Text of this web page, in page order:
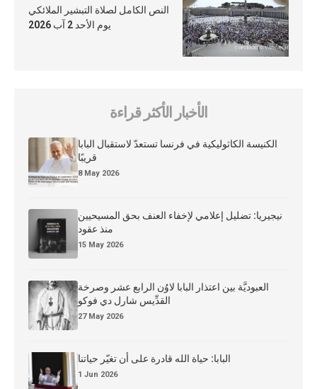
النص الكامل لصلاة التبشير الملائكي
يوم الأحد 2 آب 2026
الأخبار الأكثر قراءة
الكنيسة الكاثوليكية في فرنسا تستعدّ لاستقبال البابا
قريبًا
8 May 2026
نيجيريا: تضليل إعلامي لإخفاء العنف بحق المسيحيين
منذ عقود
15 May 2026
العبوديَّة بين اعتذار البابا لاوُن الرابع عشر وصرخة
القدِّيس شارل دي فوكو
27 May 2026
البابا: حياة الله قادرة على أن تغيّر حياتنا
1 Jun 2026